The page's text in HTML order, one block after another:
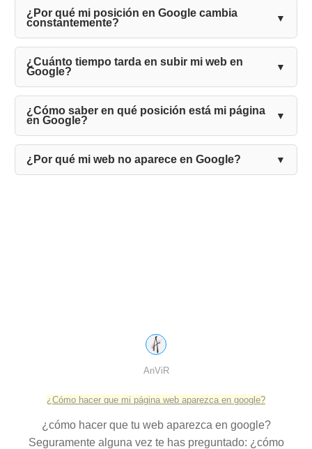
¿Por qué mi posición en Google cambia
constantemente?
¿Cuánto tiempo tarda en subir mi web en
Google?
¿Cómo saber en qué posición está mi página
en Google?
¿Por qué mi web no aparece en Google?
AnViR
¿Cómo hacer que mi página web aparezca en google?
¿cómo hacer que tu web aparezca en google?
Seguramente alguna vez te has preguntado: ¿cómo